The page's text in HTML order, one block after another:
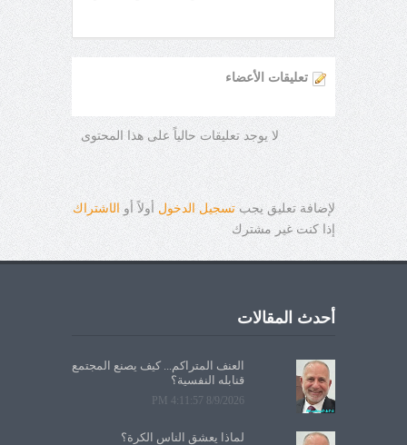
تعليقات الأعضاء
لا يوجد تعليقات حالياً على هذا المحتوى
لإضافة تعليق يجب تسجيل الدخول أولاً أو الاشتراك
إذا كنت غير مشترك
أحدث المقالات
العنف المتراكم... كيف يصنع المجتمع
قنابله النفسية؟
8/9/2026 4:11:57 PM
لماذا يعشق الناس الكرة؟